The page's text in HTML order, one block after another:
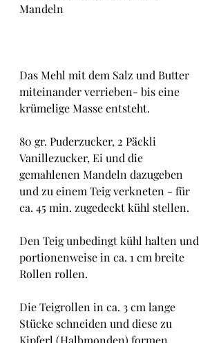
Mandeln
Das Mehl mit dem Salz und Butter
miteinander verrieben- bis eine
krümelige Masse entsteht.
80 gr. Puderzucker, 2 Päckli
Vanillezucker, Ei und die
gemahlenen Mandeln dazugeben
und zu einem Teig verkneten - für
ca. 45 min. zugedeckt kühl stellen.
Den Teig unbedingt kühl halten und
portionenweise in ca. 1 cm breite
Rollen rollen.
Die Teigrollen in ca. 3 cm lange
Stücke schneiden und diese zu
Kipferl (Halbmonden) formen.